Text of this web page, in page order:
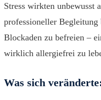
Stress wirkten unbewusst
professioneller Begleitung
Blockaden zu befreien –
wirklich allergiefrei zu
Was sich